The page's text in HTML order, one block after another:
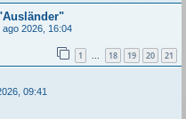
ago 2026, 16:04
1 ... 18 19 20 21
09:41